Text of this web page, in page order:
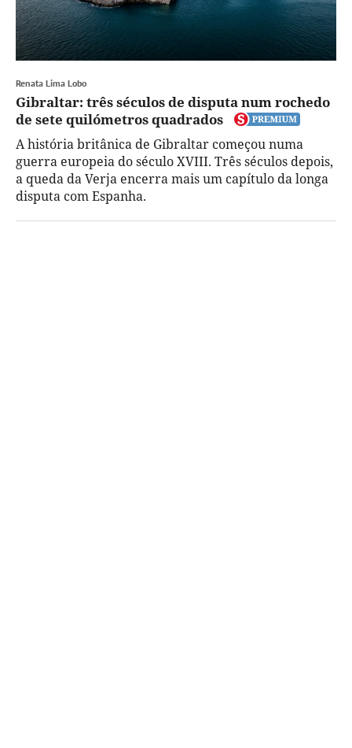
Renata Lima Lobo
Gibraltar: três séculos de disputa num rochedo
de sete quilómetros quadrados
A história britânica de Gibraltar começou numa
guerra europeia do século XVIII. Três séculos depois,
a queda da Verja encerra mais um capítulo da longa
disputa com Espanha.